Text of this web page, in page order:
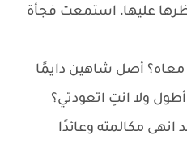
عليها، استمعت فجأة
معاه؟ أصل شاهين دايمًا
ولا انتِ اتعودتي؟
مكالمته وعائدًا